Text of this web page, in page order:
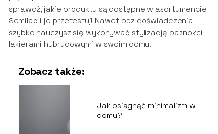
sprawdź, jakie produkty są dostępne w asortymencie
Semilac i je przetestuj! Nawet bez doświadczenia
szybko nauczysz się wykonywać stylizację paznokci
lakierami hybrydowymi w swoim domu!
Zobacz także:
Jak osiągnąć minimalizm w
domu?